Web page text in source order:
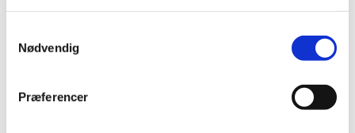
Nødvendig
Præferencer
2023 (195)
2021 (516)
2019 (159)